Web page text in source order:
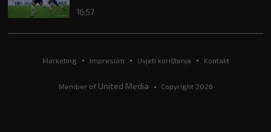
16:57
Marketing Impresum Uvjeti korištenja Kontakt
Member of United Media Copyright 2026